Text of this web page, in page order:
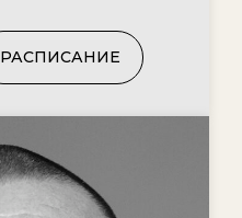
РАСПИСАНИЕ